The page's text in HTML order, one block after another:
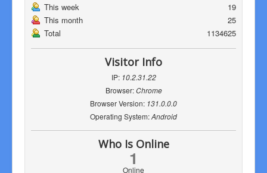
This week
19
This month
25
Total
1134625
Visitor Info
IP: 10.2.31.22
Browser:Chrome
Browser Version: 131.0.0.0
Operating System:Android
Who Is Online
1
Online